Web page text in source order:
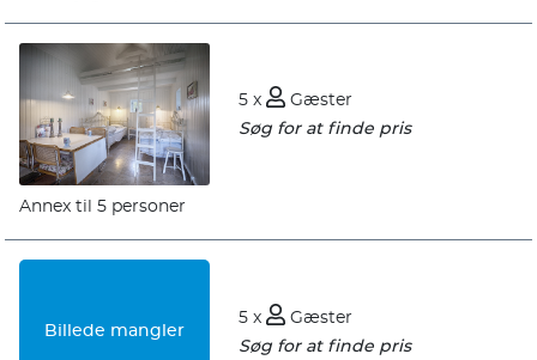
5 x
Gæster
Søg for at finde pris
Annex til 5 personer
Billede mangler
5 x
Gæster
Søg for at finde pris